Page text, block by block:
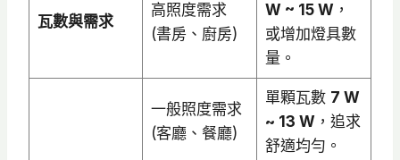
瓦數與需求
高照度需求
(書房、廚房)
W ~ 15 W，
或增加燈具數
量。
一般照度需求
(客廳、餐廳)
單顆瓦數 7 W
~ 13 W，追求
舒適均勻。